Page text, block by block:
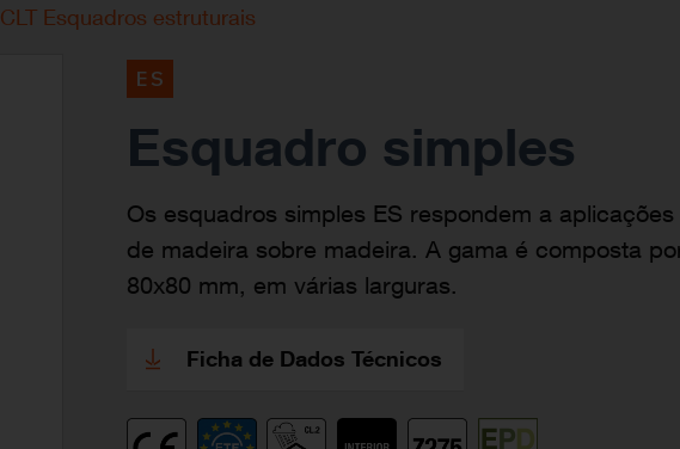
CLT Esquadros estruturais
ES
Esquadro simples
Os esquadros simples ES respondem a
de madeira sobre madeira. A gama é composta
80x80 mm, em várias larguras.
Ficha de Dados Técnicos